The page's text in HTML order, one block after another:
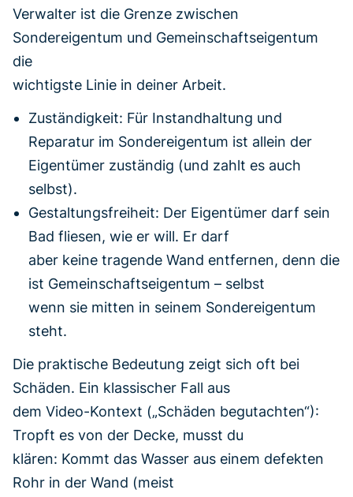
Verwalter ist die Grenze zwischen
Sondereigentum und Gemeinschaftseigentum
die
wichtigste Linie in deiner Arbeit.
Zuständigkeit: Für Instandhaltung und
Reparatur im Sondereigentum ist allein der
Eigentümer zuständig (und zahlt es auch
selbst).
Gestaltungsfreiheit: Der Eigentümer darf sein
Bad fliesen, wie er will. Er darf
aber keine tragende Wand entfernen, denn die
ist Gemeinschaftseigentum – selbst
wenn sie mitten in seinem Sondereigentum
steht.
Die praktische Bedeutung zeigt sich oft bei
Schäden. Ein klassischer Fall aus
dem Video-Kontext („Schäden begutachten“):
Tropft es von der Decke, musst du
klären: Kommt das Wasser aus einem defekten
Rohr in der Wand (meist